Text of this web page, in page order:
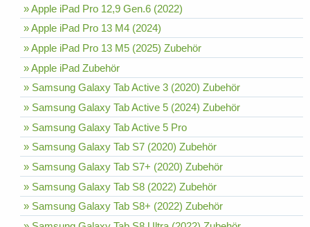
» Apple iPad Pro 12,9 Gen.6 (2022)
» Apple iPad Pro 13 M4 (2024)
» Apple iPad Pro 13 M5 (2025) Zubehör
» Apple iPad Zubehör
» Samsung Galaxy Tab Active 3 (2020) Zubehör
» Samsung Galaxy Tab Active 5 (2024) Zubehör
» Samsung Galaxy Tab Active 5 Pro
» Samsung Galaxy Tab S7 (2020) Zubehör
» Samsung Galaxy Tab S7+ (2020) Zubehör
» Samsung Galaxy Tab S8 (2022) Zubehör
» Samsung Galaxy Tab S8+ (2022) Zubehör